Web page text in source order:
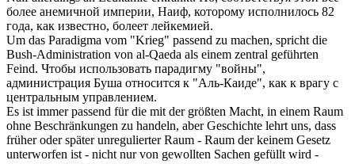
более анемичной империи, Наиф, которому исполнилось 82
года, как известно, болеет лейкемией.
Um das Paradigma vom "Krieg" passend zu machen, spricht die
Bush-Administration von al-Qaeda als einem zentral geführten
Feind. Чтобы использовать парадигму "войны",
администрация Буша относится к "Аль-Каиде", как к врагу с
центральным управлением.
Es ist immerpassend für die mit der größten Macht, in einem Raum
ohne Beschränkungen zu handeln, aber Geschichte lehrt uns, dass
früher oder später unregulierter Raum - Raum der keinem Gesetz
unterworfen ist - nicht nur von gewollten Sachen gefüllt wird -